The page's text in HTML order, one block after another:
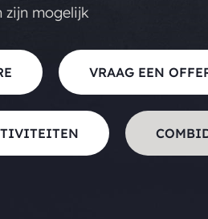
zijn mogelijk
VRAAG EEN